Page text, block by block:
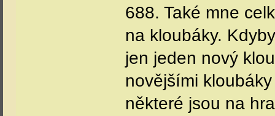
688. Také mne
na kloubáky.
jen jeden nový
novějšími
některé jsou na